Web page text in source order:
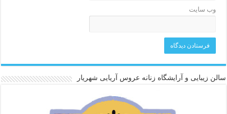
وب‌ سایت
سالن زیبایی و آرایشگاه زنانه عروس آریایی شهریار